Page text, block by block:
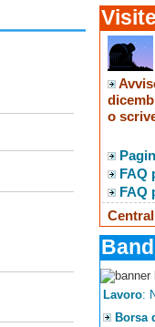
o
FAQ
FAQ
Lavoro:
Borsa